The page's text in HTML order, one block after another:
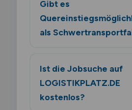
Gibt es
als
Ist die Jobsuche auf
LOGISTIKPLATZ.DE
kostenlos?